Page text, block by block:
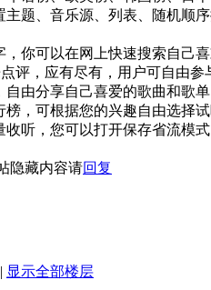
主题、音乐源、列表、随机顺
，你可以在网上快速搜索自己
评，应有尽有，用户可自由参
由分享自己喜爱的歌曲和歌单
，可根据您的兴趣自由选择
听，您可以打开保存省流模
隐藏内容请回复
| 显示全部楼层